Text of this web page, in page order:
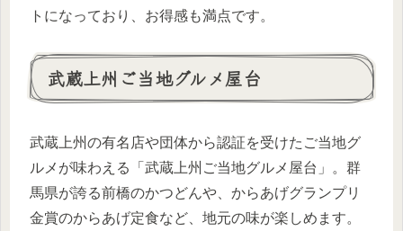
トになっており、お得感も満点です。
武蔵上州ご当地グルメ屋台
武蔵上州の有名店や団体から認証を受けたご当地グ
ルメが味わえる「武蔵上州ご当地グルメ屋台」。群
馬県が誇る前橋のかつどんや、からあげグランプリ
金賞のからあげ定食など、地元の味が楽しめます。